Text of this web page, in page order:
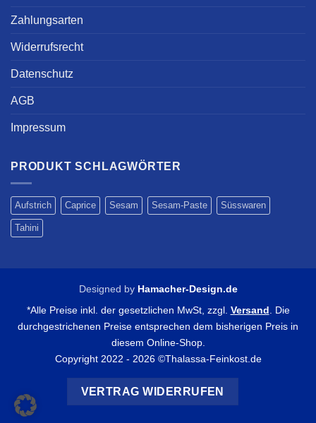
Zahlungsarten
Widerrufsrecht
Datenschutz
AGB
Impressum
PRODUKT SCHLAGWÖRTER
Aufstrich Caprice Sesam Sesam-Paste Süsswaren
Tahini
Designed by Hamacher-Design.de
*Alle Preise inkl. der gesetzlichen MwSt, zzgl. Versand . Die
durchgestrichenen Preise entsprechen dem bisherigen Preis in
diesem Online-Shop.
Copyright 2022 - 2026 ©Thalassa-Feinkost.de
VERTRAG WIDERRUFEN